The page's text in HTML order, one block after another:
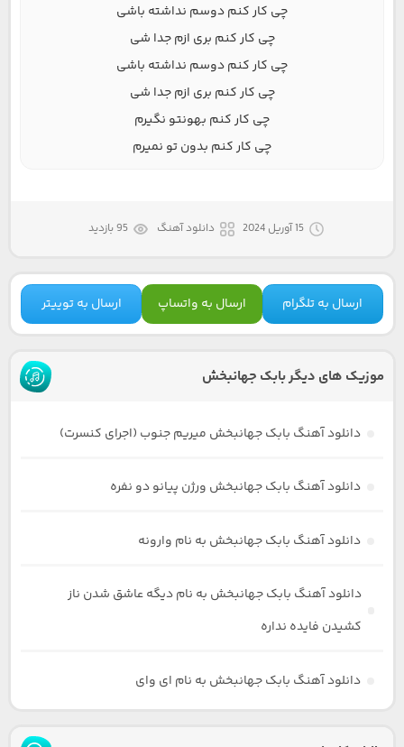
چی کار کنم دوسم نداشته باشی
چی کار کنم بری ازم جدا شی
چی کار کنم دوسم نداشته باشی
چی کار کنم بری ازم جدا شی
چی کار کنم بهونتو نگیرم
چی کار کنم بدون تو نمیرم
15 آوریل 2024 دانلود آهنگ 95 بازدید
ارسال به تلگرام ارسال به واتساپ ارسال به توییتر
موزیک های دیگر بابک جهانبخش
دانلود آهنگ بابک جهانبخش میریم جنوب (اجرای کنسرت)
دانلود آهنگ بابک جهانبخش ورژن پیانو دو نفره
دانلود آهنگ بابک جهانبخش به نام وارونه
دانلود آهنگ بابک جهانبخش به نام دیگه عاشق شدن ناز
کشیدن فایده نداره
دانلود آهنگ بابک جهانبخش به نام ای وای